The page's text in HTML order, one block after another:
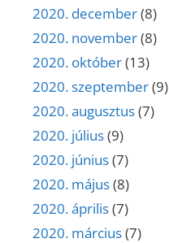
2020. december(8)
2020. november(8)
2020. október(13)
2020. szeptember(9)
2020. augusztus(7)
2020. július(9)
2020. június(7)
2020. május(8)
2020. április(7)
2020. március(7)